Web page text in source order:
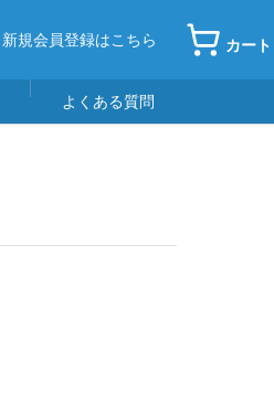
新規会員登録はこちら カート
よくある質問